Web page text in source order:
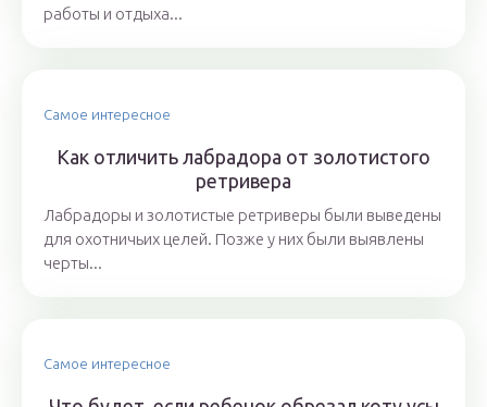
работы и отдыха...
Самое интересное
Как отличить лабрадора от золотистого
ретривера
Лабрадоры и золотистые ретриверы были выведены
для охотничьих целей. Позже у них были выявлены
черты...
Самое интересное